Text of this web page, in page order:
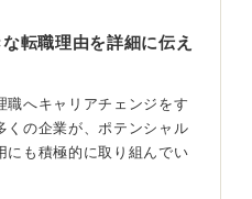
転職理由を詳細に伝え
職へキャリアチェンジをす
くの企業が、ポテンシャル
にも積極的に取り組んでい